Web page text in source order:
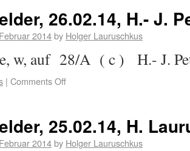
26.02.14, H.- J.
2014by Holger Lauruschkus
w, auf 28/A ( c ) H.- J.
| Comments Off
25.02.14, H.
2014by Holger Lauruschkus